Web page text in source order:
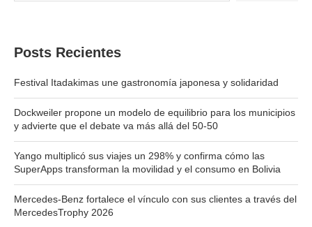
Posts Recientes
Festival Itadakimas une gastronomía japonesa y solidaridad
Dockweiler propone un modelo de equilibrio para los municipios
y advierte que el debate va más allá del 50-50
Yango multiplicó sus viajes un 298% y confirma cómo las
SuperApps transforman la movilidad y el consumo en Bolivia
Mercedes-Benz fortalece el vínculo con sus clientes a través del
MercedesTrophy 2026